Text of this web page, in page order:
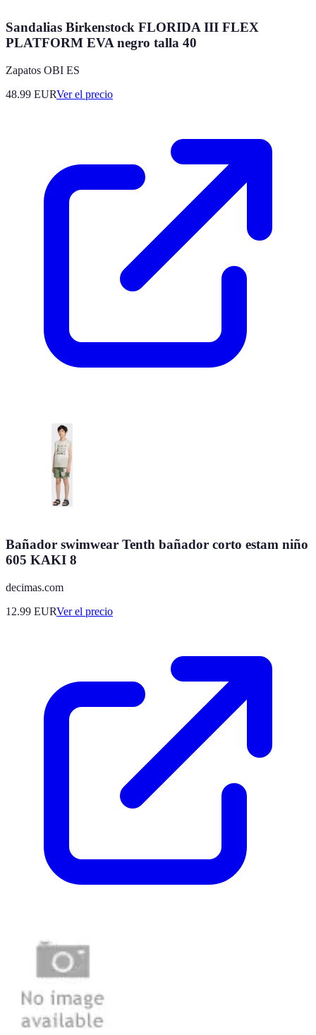
Sandalias Birkenstock FLORIDA III FLEX
PLATFORM EVA negro talla 40
Zapatos OBI ES
48.99 EURVer el precio
Bañador swimwear Tenth bañador corto estam niño
605 KAKI 8
decimas.com
12.99 EURVer el precio